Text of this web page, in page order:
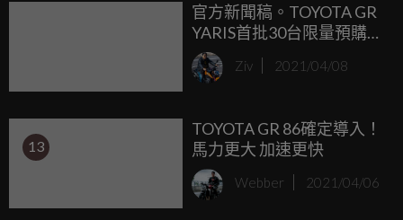
官方新聞稿。TOYOTA GR
YARIS首批30台限量預購
來自WRC最純正的賽道駕
馭體驗Ziv 2021/04/08
13
TOYOTA GR 86確定導入！
馬力更大 加速更快
Webber 2021/04/06